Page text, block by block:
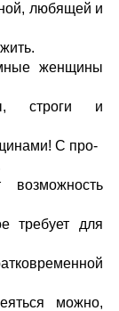
любящей и
женщины
строги и
С про-
возможность
требует для
можно,